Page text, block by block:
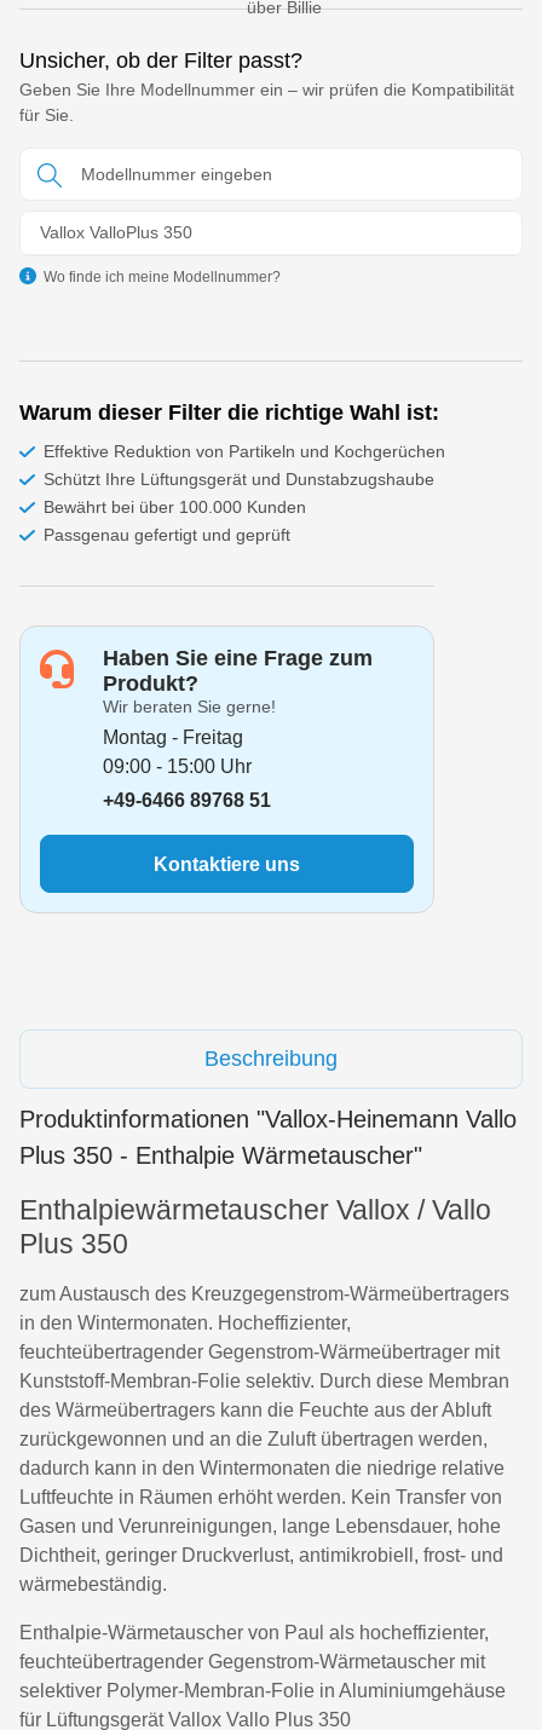
Unsicher, ob der Filter passt?
Geben Sie Ihre Modellnummer ein – wir prüfen die Kompatibilität
für Sie.
Vallox ValloPlus 350
Wo finde ich meine Modellnummer?
Warum dieser Filter die richtige Wahl ist:
Effektive Reduktion von Partikeln und Kochgerüchen
Schützt Ihre Lüftungsgerät und Dunstabzugshaube
Bewährt bei über 100.000 Kunden
Passgenau gefertigt und geprüft
Haben Sie eine Frage zum
Produkt?
Wir beraten Sie gerne!
Montag - Freitag
09:00 - 15:00 Uhr
+49-6466 89768 51
Kontaktiere uns
Beschreibung
Produktinformationen "Vallox-Heinemann Vallo
Plus 350 - Enthalpie Wärmetauscher"
Enthalpiewärmetauscher Vallox / Vallo
Plus 350
zum Austausch des Kreuzgegenstrom-Wärmeübertragers
in den Wintermonaten. Hocheffizienter,
feuchteübertragender Gegenstrom-Wärmeübertrager mit
Kunststoff-Membran-Folie selektiv. Durch diese Membran
des Wärmeübertragers kann die Feuchte aus der Abluft
zurückgewonnen und an die Zuluft übertragen werden,
dadurch kann in den Wintermonaten die niedrige relative
Luftfeuchte in Räumen erhöht werden. Kein Transfer von
Gasen und Verunreinigungen, lange Lebensdauer, hohe
Dichtheit, geringer Druckverlust, antimikrobiell, frost- und
wärmebeständig.
Enthalpie-Wärmetauscher von Paul als hocheffizienter,
feuchteübertragender Gegenstrom-Wärmetauscher mit
selektiver Polymer-Membran-Folie in Aluminiumgehäuse
für Lüftungsgerät Vallox Vallo Plus 350